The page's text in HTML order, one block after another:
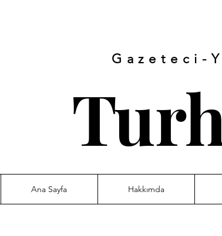
Gazeteci-
Ana Sayfa Hakkımda